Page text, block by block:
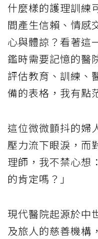
什麼樣的護理訓練
間產生信賴、情感
心與體諒？看著這
鑑時需要記憶的醫
評估教育、訓練、
備的表格，我有點
這位微微顫抖的婦
壓力流下眼淚，而
理師，我不禁心想
的肯定嗎？」
現代醫院起源於中
及旅人的慈善機構